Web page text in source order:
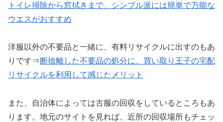
トイレ掃除から窓拭きまで、シンプル派には簡単で万能な
ウエスがおすすめ
洋服以外の不要品と一緒に、有料リサイクルに出すのもあ
りです⇒断捨離した不要品の処分に、買い取り王子の宅配
リサイクルを利用して感じたメリット
また、自治体によっては古服の回収をしているところもあ
ります。地元のサイトを見れば、近所の回収場所もチェッ